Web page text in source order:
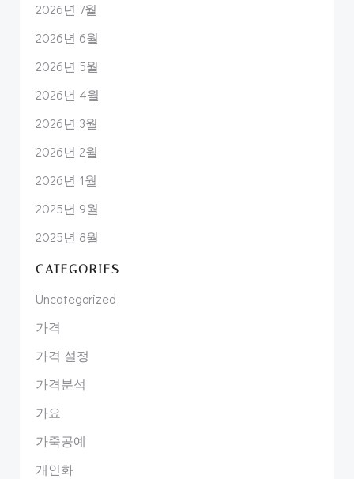
2026년 7월
2026년 6월
2026년 5월
2026년 4월
2026년 3월
2026년 2월
2026년 1월
2025년 9월
2025년 8월
CATEGORIES
Uncategorized
가격
가격 설정
가격분석
가요
가죽공예
개인화